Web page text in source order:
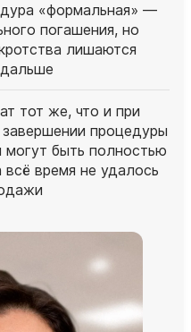
«формальная» —
погашения, но
лишаются
тот же, что и при
процедуры
могут быть полностью
время не удалось